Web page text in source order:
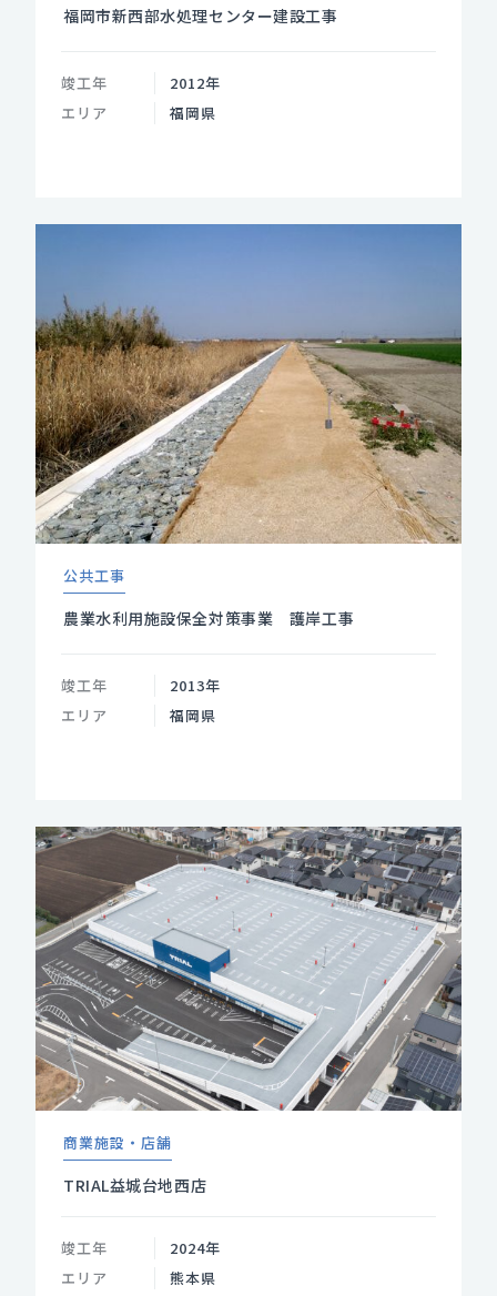
福岡市新西部水処理センター建設工事
竣工年
2012年
エリア
福岡県
公共工事
農業水利用施設保全対策事業 護岸工事
竣工年
2013年
エリア
福岡県
商業施設・店舗
TRIAL益城台地西店
竣工年
2024年
エリア
熊本県